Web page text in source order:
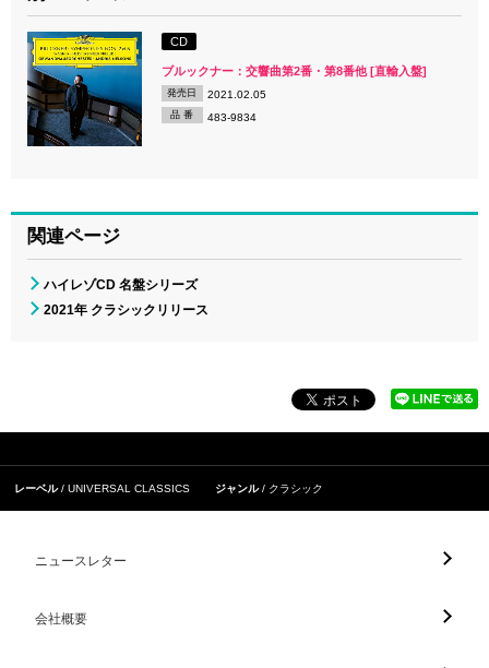
CD
ブルックナー：交響曲第2番・第8番他 [直輸入盤]
発売日 2021.02.05
品 番 483-9834
関連ページ
ハイレゾCD 名盤シリーズ
2021年 クラシックリリース
レーベル UNIVERSAL CLASSICS ジャンル クラシック
ニュースレター
会社概要